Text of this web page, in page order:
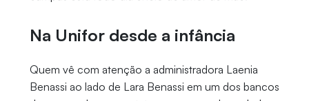
Na Unifor desde a infância
Quem vê com atenção a administradora Laenia
Benassi ao lado de Lara Benassi em um dos bancos